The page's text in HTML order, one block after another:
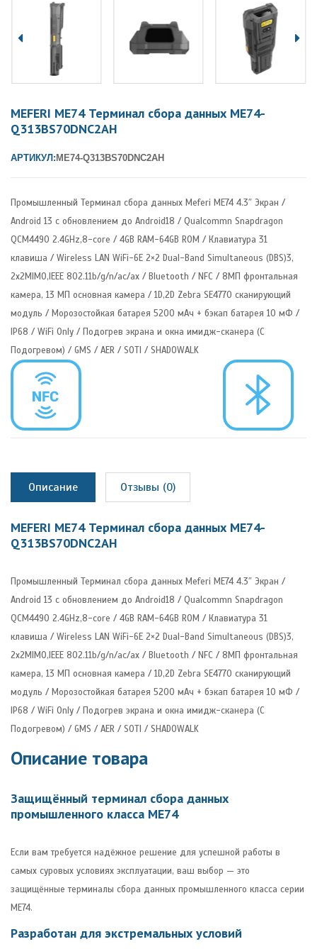
MEFERI ME74 Терминал сбора данных ME74-
Q313BS70DNC2AH
АРТИКУЛ:ME74-Q313BS70DNC2AH
Промышленный Терминал сбора данных Meferi ME74 4.3″ Экран /
Android 13 с обновлением до Android18 / Qualcommn Snapdragon
QCM4490 2.4GHz,8-core / 4GB RAM-64GB ROM / Клавиатура 31
клавиша / Wireless LAN WiFi-6E 2×2 Dual-Band Simultaneous (DBS)3,
2x2MIMO,IEEE 802.11b/g/n/ac/ax / Bluetooth / NFC / 8МП фронтальная
камера, 13 МП основная камера / 1D,2D Zebra SE4770 сканирующий
модуль / Морозостойкая батарея 5200 мАч + бэкап батарея 10 мФ /
IP68 / WiFi Only / Подогрев экрана и окна имидж-сканера (С
Подогревом) / GMS / AER / SOTI / SHADOWALK
Описание Отзывы (0)
MEFERI ME74 Терминал сбора данных ME74-
Q313BS70DNC2AH
Промышленный Терминал сбора данных Meferi ME74 4.3″ Экран /
Android 13 с обновлением до Android18 / Qualcommn Snapdragon
QCM4490 2.4GHz,8-core / 4GB RAM-64GB ROM / Клавиатура 31
клавиша / Wireless LAN WiFi-6E 2×2 Dual-Band Simultaneous (DBS)3,
2x2MIMO,IEEE 802.11b/g/n/ac/ax / Bluetooth / NFC / 8МП фронтальная
камера, 13 МП основная камера / 1D,2D Zebra SE4770 сканирующий
модуль / Морозостойкая батарея 5200 мАч + бэкап батарея 10 мФ /
IP68 / WiFi Only / Подогрев экрана и окна имидж-сканера (С
Подогревом) / GMS / AER / SOTI / SHADOWALK
Описание товара
Защищённый терминал сбора данных
промышленного класса ME74
Если вам требуется надёжное решение для успешной работы в
самых суровых условиях эксплуатации, ваш выбор — это
защищённые терминалы сбора данных промышленного класса серии
ME74.
Разработан для экстремальных условий